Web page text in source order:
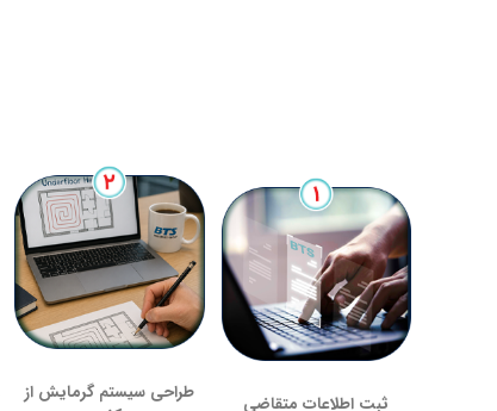
ثبت اطلاعات متقاضی
طراحی سیستم گرمایش از